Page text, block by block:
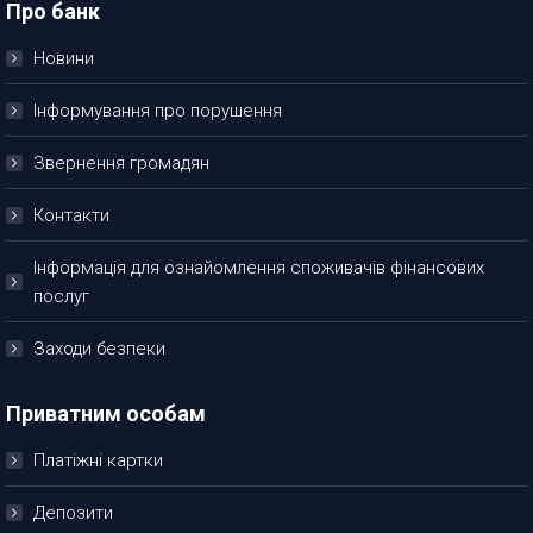
Про банк
Новини
Інформування про порушення
Звернення громадян
Контакти
Інформація для ознайомлення споживачів фінансових
послуг
Заходи безпеки
Приватним особам
Платіжні картки
Депозити